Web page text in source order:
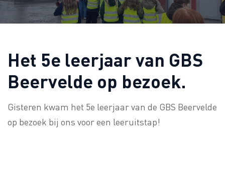
Het 5e leerjaar van GBS
Beervelde op bezoek.
Gisteren kwam het 5e leerjaar van de GBS Beervelde
op bezoek bij ons voor een leeruitstap!